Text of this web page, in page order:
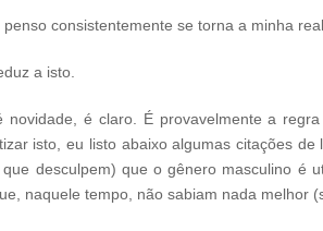
penso consistentemente se torna a minha
a isto.
novidade, é claro. É provavelmente a
isto, eu listo abaixo algumas citações
desculpem) que o gênero masculino é
naquele tempo, não sabiam nada melhor